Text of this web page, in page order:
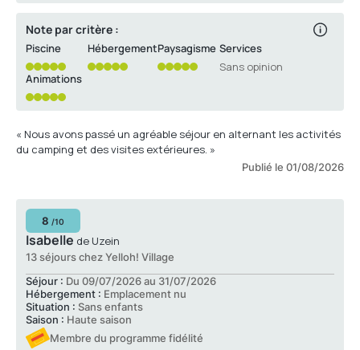
Note par critère :
Piscine Hébergement Paysagisme
Services
Sans opinion
Animations
« Nous avons passé un agréable séjour en alternant les activités
du camping et des visites extérieures. »
Publié le 01/08/2026
8 /10
Isabelle de Uzein
13 séjours chez Yelloh! Village
Séjour : Du 09/07/2026 au 31/07/2026
Hébergement : Emplacement nu
Situation : Sans enfants
Saison : Haute saison
Membre du programme fidélité